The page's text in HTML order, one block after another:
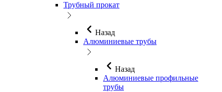
Трубный прокат
Назад
Алюминиевые трубы
Назад
Алюминиевые профильные
трубы